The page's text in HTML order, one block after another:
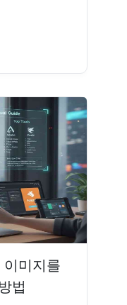
이미지를
법